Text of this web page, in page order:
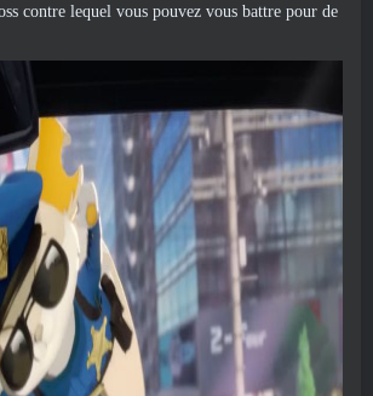
contre lequel vous pouvez vous battre pour de